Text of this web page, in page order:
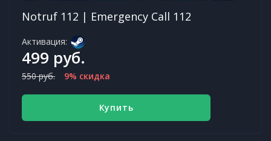
Notruf 112 | Emergency Call 112
Активация:
499 руб.
550 руб. 9% скидка
Купить